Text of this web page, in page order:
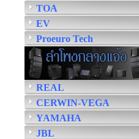
TOA
EV
Proeuro Tech
REAL
CERWIN-VEGA
YAMAHA
JBL